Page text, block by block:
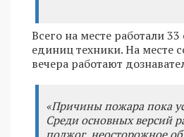
Всего на месте работали 33
единиц техники. На месте
вечера работают
«Причины пожара пока
Среди основных версий